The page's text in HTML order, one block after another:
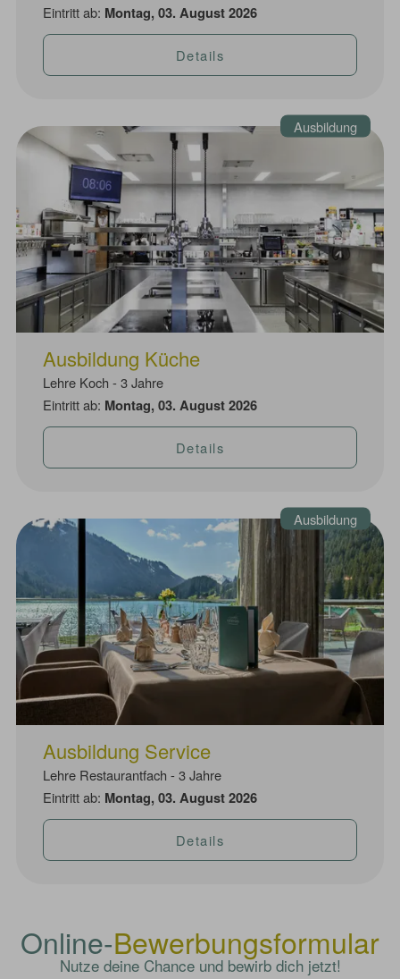
Eintritt ab: Montag, 03. August 2026
Details
Ausbildung
Ausbildung Küche
Lehre Koch - 3 Jahre
Eintritt ab: Montag, 03. August 2026
Details
Ausbildung
Ausbildung Service
Lehre Restaurantfach - 3 Jahre
Eintritt ab: Montag, 03. August 2026
Details
Online-Bewerbungsformular
Nutze deine Chance und bewirb dich jetzt!